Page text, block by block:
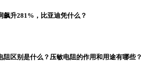
飙升281%，比亚迪凭什么？
阻区别是什么？压敏电阻的作用和用途有哪些？